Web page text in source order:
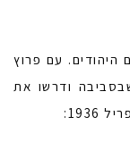
היהודים. עם פרוץ
השכונות שבסביבה ודרשו את